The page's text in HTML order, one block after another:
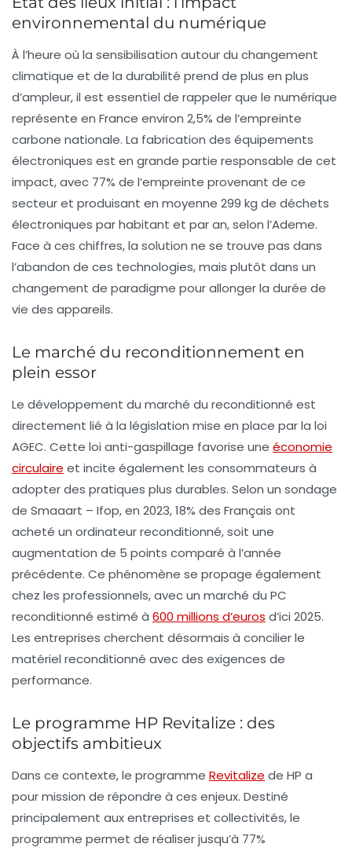
environnemental du numérique
À l’heure où la sensibilisation autour du changement
climatique et de la durabilité prend de plus en plus
d’ampleur, il est essentiel de rappeler que le numérique
représente en France environ 2,5% de l’empreinte
carbone nationale. La fabrication des équipements
électroniques est en grande partie responsable de cet
impact, avec 77% de l’empreinte provenant de ce
secteur et produisant en moyenne 299 kg de déchets
électroniques par habitant et par an, selon l’Ademe.
Face à ces chiffres, la solution ne se trouve pas dans
l’abandon de ces technologies, mais plutôt dans un
changement de paradigme pour allonger la durée de
vie des appareils.
Le marché du reconditionnement en
plein essor
Le développement du marché du reconditionné est
directement lié à la législation mise en place par la loi
AGEC. Cette loi anti-gaspillage favorise une économie
circulaire et incite également les consommateurs à
adopter des pratiques plus durables. Selon un sondage
de Smaaart – Ifop, en 2023,18% des Français ont
acheté un ordinateur reconditionné, soit une
augmentation de 5 points comparé à l’année
précédente. Ce phénomène se propage également
chez les professionnels, avec un marché du PC
reconditionné estimé à 600 millions d’euros d’ici 2025.
Les entreprises cherchent désormais à concilier le
matériel reconditionné avec des exigences de
performance.
Le programme HP Revitalize : des
objectifs ambitieux
Dans ce contexte, le programme Revitalize de HP a
pour mission de répondre à ces enjeux. Destiné
principalement aux entreprises et collectivités, le
programme permet de réaliser jusqu’à 77%